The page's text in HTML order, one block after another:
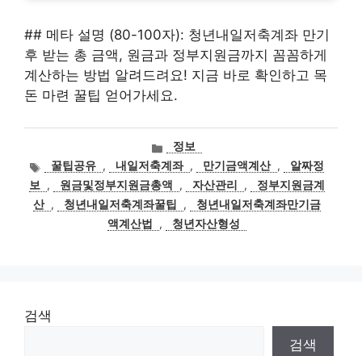
## 메타 설명 (80-100자): 청년내일저축계좌 만기
후 받는 총 금액, 원금과 정부지원금까지 꼼꼼하게
계산하는 방법 알려드려요! 지금 바로 확인하고 목
돈 마련 꿀팁 얻어가세요.
카
테
고
리
정보
태꿀팁공유 , 내일저축계좌 , 만기금액계산 ,
알짜정
보
, 원금및정부지원금총액 , 자산관리 ,
정부지원금계
산 , 청년내일저축계좌꿀팁 ,
청년내일저축계좌만기금
액계산법
, 청년자산형성
검색
검색